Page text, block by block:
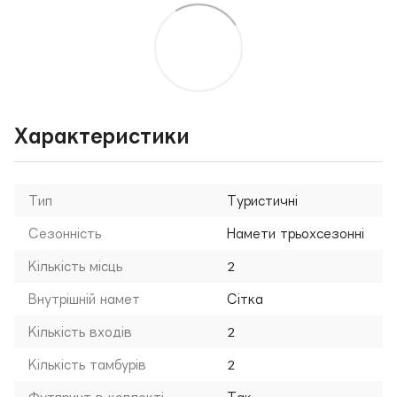
Характеристики
Тип Туристичні
Сезонність Намети трьохсезонні
Кількість місць 2
Внутрішній намет Сітка
Кількість входів 2
Кількість тамбурів 2